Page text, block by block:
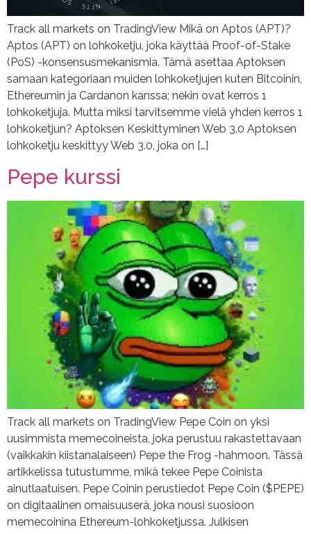
Track all markets on TradingView Mikä on Aptos (APT)?
Aptos (APT) on lohkoketju, joka käyttää Proof-of-Stake
(PoS) -konsensusmekanismia. Tämä asettaa Aptoksen
samaan kategoriaan muiden lohkoketjujen kuten Bitcoinin,
Ethereumin ja Cardanon kanssa; nekin ovat kerros 1
lohkoketjuja. Mutta miksi tarvitsemme vielä yhden kerros 1
lohkoketjun? Aptoksen Keskittyminen Web 3.0 Aptoksen
lohkoketju keskittyy Web 3.0, joka on […]
Pepe kurssi
Track all markets on TradingView Pepe Coin on yksi
uusimmista memecoineista, joka perustuu rakastettavaan
(vaikkakin kiistanalaiseen) Pepe the Frog -hahmoon. Tässä
artikkelissa tutustumme, mikä tekee Pepe Coinista
ainutlaatuisen. Pepe Coinin perustiedot Pepe Coin ($PEPE)
on digitaalinen omaisuuserä, joka nousi suosioon
memecoinina Ethereum-lohkoketjussa. Julkisen